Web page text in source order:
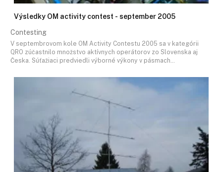
Výsledky OM activity contest - september 2005
Contesting
V septembrovom kole OM Activity Contestu 2005 sa v kategórii
QRO zúčastnilo množstvo aktívnych operátorov zo Slovenska aj
Česka. Súťažiaci predviedli výborné výkony v pásmach…